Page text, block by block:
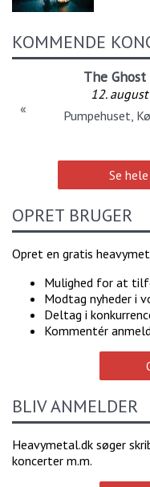
KOMMENDE
The
12.
Pumpehuset,
«
Se
OPRET BRUGER
Opret en gratis
Mulighed for at
Modtag nyheder i
Deltag i
Kommentér
BLIV ANMELDER
Heavymetal.dk søger
koncerter m.m.